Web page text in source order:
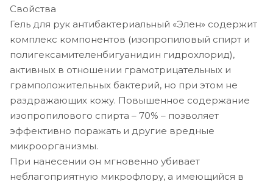
Свойства
Гель для рук антибактериальный «Элен» содержит
комплекс компонентов (изопропиловый спирт и
полигексамителенбигуанидин гидрохлорид),
активных в отношении грамотрицательных и
грамположительных бактерий, но при этом не
раздражающих кожу. Повышенное содержание
изопропилового спирта – 70% – позволяет
эффективно поражать и другие вредные
микроорганизмы.
При нанесении он мгновенно убивает
неблагоприятную микрофлору, а имеющийся в